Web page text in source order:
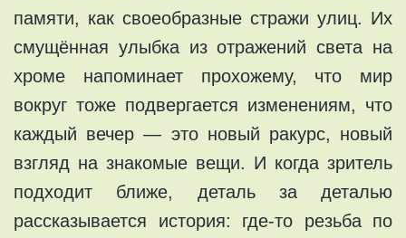
памяти, как своеобразные стражи улиц. Их
смущённая улыбка из отражений света на
хроме напоминает прохожему, что мир
вокруг тоже подвергается изменениям, что
каждый вечер — это новый ракурс, новый
взгляд на знакомые вещи. И когда зритель
подходит ближе, деталь за деталью
рассказывается история: где-то резьба по